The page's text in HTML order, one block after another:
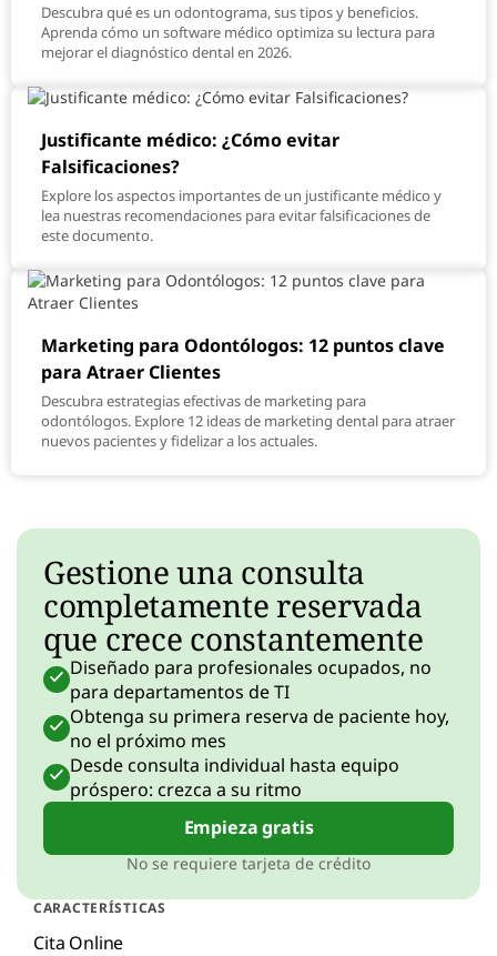
Descubra qué es un odontograma, sus tipos y beneficios.
Aprenda cómo un software médico optimiza su lectura para
mejorar el diagnóstico dental en 2026.
Justificante médico: ¿Cómo evitar
Falsificaciones?
Explore los aspectos importantes de un justificante médico y
lea nuestras recomendaciones para evitar falsificaciones de
este documento.
Marketing para Odontólogos: 12 puntos clave
para Atraer Clientes
Descubra estrategias efectivas de marketing para
odontólogos. Explore 12 ideas de marketing dental para atraer
nuevos pacientes y fidelizar a los actuales.
CARACTERÍSTICAS
Cita Online
Gestione una consulta
completamente reservada
que crece constantemente
Diseñado para profesionales ocupados, no
para departamentos de TI
Obtenga su primera reserva de paciente hoy,
no el próximo mes
Desde consulta individual hasta equipo
próspero: crezca a su ritmo
Empieza gratis
No se requiere tarjeta de crédito